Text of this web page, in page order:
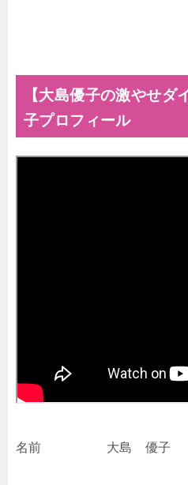
【大島優子の激やせダ
子プロフィール
名前 大島 優子